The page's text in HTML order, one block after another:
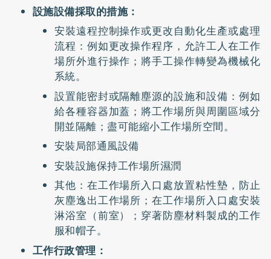
設施設備採取的措施：
安裝遠程控制操作或更改自動化生產或處理
流程：例如更改操作程序，允許工人在工作
場所外進行操作；將手工操作轉變為機械化
系統。
設置能密封或隔離塵源的設施和設備：例如
給各種容器加蓋；將工作場所與周圍區域分
開並隔離；盡可能縮小工作場所空間。
安裝局部通風設備
安裝設施保持工作場所濕潤
其他：在工作場所入口處放置粘性墊，防止
灰塵逸出工作場所；在工作場所入口處安裝
淋浴室（前室）；穿著防塵材料製成的工作
服和帽子。
工作行政管理：